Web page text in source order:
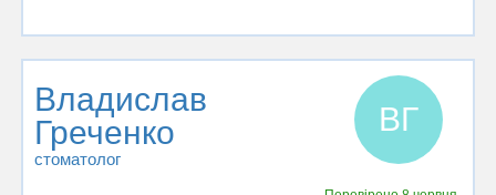
Владислав
Греченко
стоматолог
ВГ